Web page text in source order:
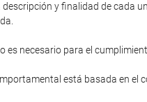
y finalidad de cada
necesario para el
está basada en